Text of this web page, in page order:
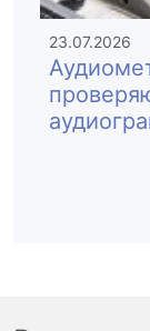
23.07.2026